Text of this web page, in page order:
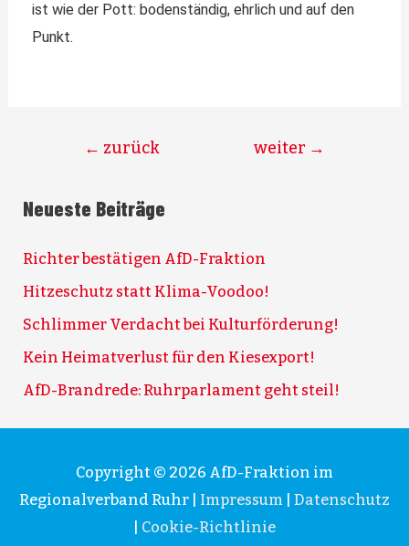
ist wie der Pott: bodenständig, ehrlich und auf den
Punkt.
← zurück weiter →
Neueste Beiträge
Richter bestätigen AfD-Fraktion
Hitzeschutz statt Klima-Voodoo!
Schlimmer Verdacht bei Kulturförderung!
Kein Heimatverlust für den Kiesexport!
AfD-Brandrede: Ruhrparlament geht steil!
Copyright © 2026 AfD-Fraktion im
Regionalverband Ruhr
Impressum
Datenschutz
Cookie-Richtlinie